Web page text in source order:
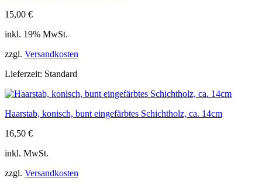
15,00 €
inkl. 19% MwSt.
zzgl. Versandkosten
Lieferzeit: Standard
Haarstab, konisch, bunt eingefärbtes Schichtholz, ca. 14cm
16,50 €
inkl. MwSt.
zzgl. Versandkosten